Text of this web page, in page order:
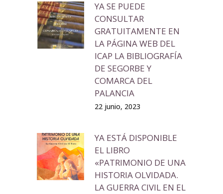
YA SE PUEDE
CONSULTAR
GRATUITAMENTE EN
LA PÁGINA WEB DEL
ICAP LA BIBLIOGRAFÍA
DE SEGORBE Y
COMARCA DEL
PALANCIA
22 junio, 2023
YA ESTÁ DISPONIBLE
EL LIBRO
«PATRIMONIO DE UNA
HISTORIA OLVIDADA.
LA GUERRA CIVIL EN EL